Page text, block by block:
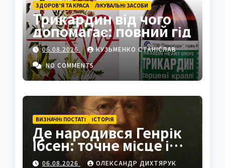
ЗДОРОВ’Я ТА КРАСА ЛІКУВАЛЬНІ ЗАСОБИ
Трикардин від чого
допомагає: повний гід
06.08.2026
КУЗЬМЕНКО СТАНІСЛАВ
NO COMMENTS
ВИЗНАЧНІ ПОСТАТІ ІСТОРІЯ
Де народився Генрік
Ібсен: точне місце і
історія
06.08.2026
ОЛЕКСАНДР ДИХТЯРУК